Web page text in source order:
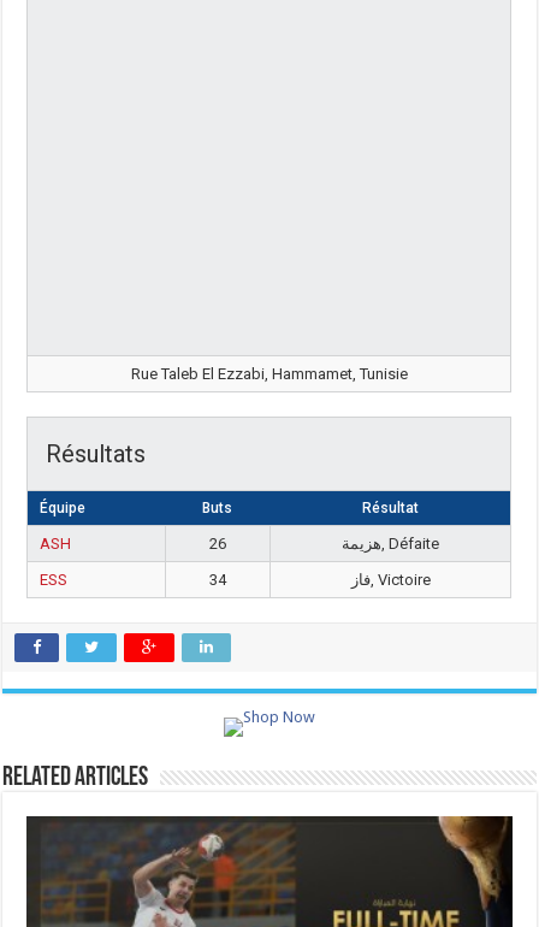
Rue Taleb El Ezzabi, Hammamet, Tunisie
Résultats
Équipe Buts Résultat
ASH 26
هزيمة, Défaite
ESS
34 فاز, Victoire
Related Articles